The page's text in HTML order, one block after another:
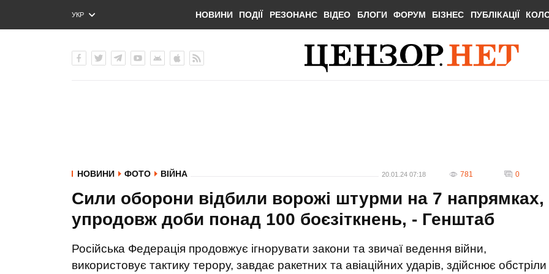
УКР
ENG
НОВИНИ ПОДІЇ РЕЗОНАНС ВІДЕО БЛОГИ ФОРУМ БІЗНЕС ПУБЛІКАЦІЇ
НОВИНИ ФОТО ВІЙНА 20.01.24 07:18 781 0
Сили оборони відбили ворожі штурми на 7 напрямках,
упродовж доби понад 100 боєзіткнень, - Генштаб
Російська Федерація продовжує ігнорувати закони та звичаї ведення війни,
використовує тактику терору, завдає ракетних та авіаційних ударів, здійснює обстріли